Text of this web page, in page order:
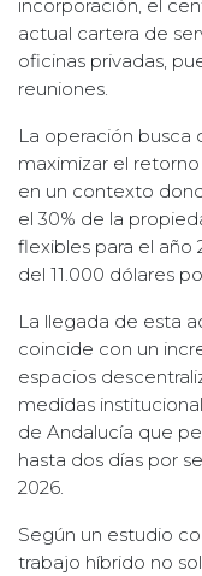
incorporación, el
actual cartera de
oficinas privadas,
reuniones.
La operación
maximizar el
en un contexto
el 30% de la
flexibles para el año
del 11.000 dólares
La llegada de esta
coincide con un
espacios
medidas
de Andalucía que
hasta dos días por
2026.
Según un estudio
trabajo híbrido no